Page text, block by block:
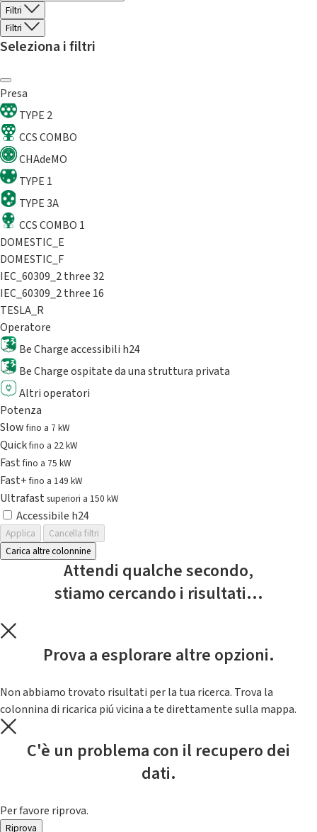
Filtri
Filtri
Seleziona i filtri
Presa
TYPE 2
CCS COMBO
CHAdeMO
TYPE 1
TYPE 3A
CCS COMBO 1
DOMESTIC_E
DOMESTIC_F
IEC_60309_2 three 32
IEC_60309_2 three 16
TESLA_R
Operatore
Be Charge accessibili h24
Be Charge ospitate da una struttura privata
Altri operatori
Potenza
Slowfino a 7 kW
Quickfino a 22 kW
Fastfino a 75 kW
Fast+fino a 149 kW
Ultrafast superiori a 150 kW
Accessibile h24
Applica
Cancella filtri
Carica altre colonnine
Attendi qualche secondo,
stiamo cercando i risultati...
Prova a esplorare altre opzioni.
Non abbiamo trovato risultati per la tua ricerca. Trova la
colonnina di ricarica piú vicina a te direttamente sulla mappa.
C'è un problema con il recupero dei
dati.
Per favore riprova.
Riprova